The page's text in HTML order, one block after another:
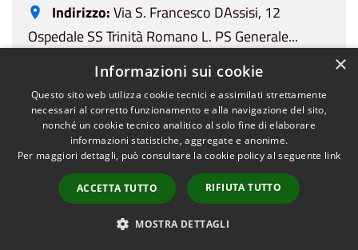
Indirizzo:Via S. Francesco DAssisi, 12
Ospedale SS Trinità Romano L. PS Generale...
Vedi dettagli
Ospedale SS. Annunziata Varzi PS
Generale
Via F. Repetti, 2
×
Informazioni sui cookie
Questo sito web utilizza cookie tecnici e assimilati strettamente
necessari al corretto funzionamento e alla navigazione del sito,
nonché un cookie tecnico analitico al solo fine di elaborare
informazioni statistiche, aggregate e anonime.
Per maggiori dettagli, può consultare la cookie policy al seguente link
ACCETTA TUTTO RIFIUTA TUTTO
MOSTRA DETTAGLI